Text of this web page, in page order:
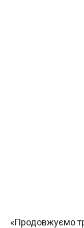
«Продовжуємо